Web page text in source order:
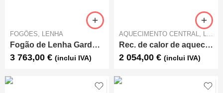
FOGÕES, LENHA
Fogão de Lenha Gardenia 16 Petra
3 763,00 € (inclui IVA)
AQUECIMENTO CENTRAL, LENHA
Rec. de calor de aquecimento central C&A Chama W4 800
2 054,00 € (inclui IVA)